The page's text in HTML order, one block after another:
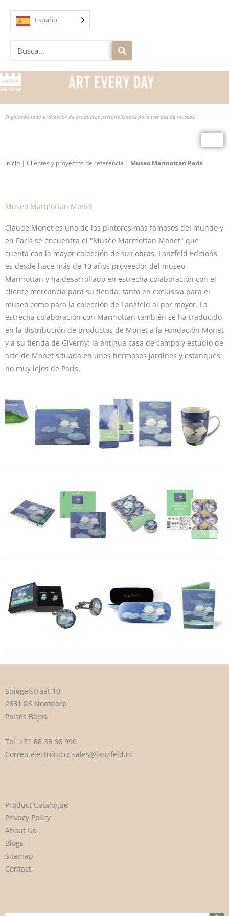
contenido
Español
Buscar
El galardonado proveedor de productos personalizados para tiendas de museos
Inicio | Clientes y proyectos de referencia | Museo Marmottan París
Museo Marmottan Monet
Claude Monet es uno de los pintores más famosos del mundo y
en París se encuentra el "Musée Marmottan Monet" que
cuenta con la mayor colección de sus obras. Lanzfeld Editions
es desde hace más de 10 años proveedor del museo
Marmottan y ha desarrollado en estrecha colaboración con el
cliente mercancía para su tienda: tanto en exclusiva para el
museo como para la colección de Lanzfeld al por mayor. La
estrecha colaboración con Marmottan también se ha traducido
en la distribución de productos de Monet a la Fundación Monet
y a su tienda de Giverny: la antigua casa de campo y estudio de
arte de Monet situada en unos hermosos jardines y estanques
no muy lejos de París.
Spiegelstraat 10
2631 RS Nootdorp
Países Bajos
Tel: +31 88 33 66 990
Correo electrónico: sales@lanzfeld.nl
Product Catalogue
Privacy Policy
About Us
Blogs
Sitemap
Contact